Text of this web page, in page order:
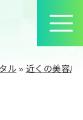
ル»近くの美容皮